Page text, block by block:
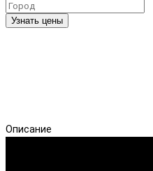
Узнать цены
Описание